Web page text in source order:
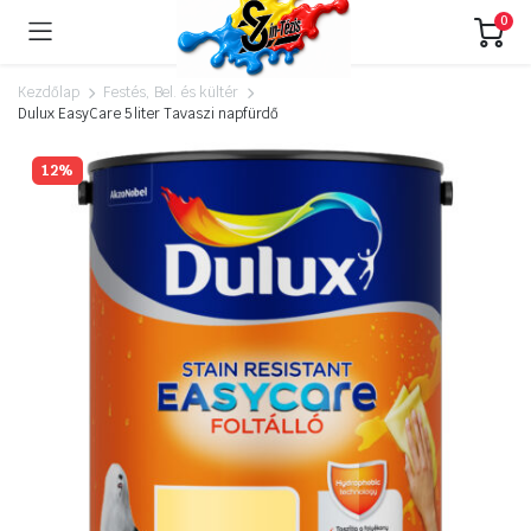
0
Kezdőlap
Festés, Bel. és kültér
Dulux EasyCare 5 liter Tavaszi napfürdő
12%